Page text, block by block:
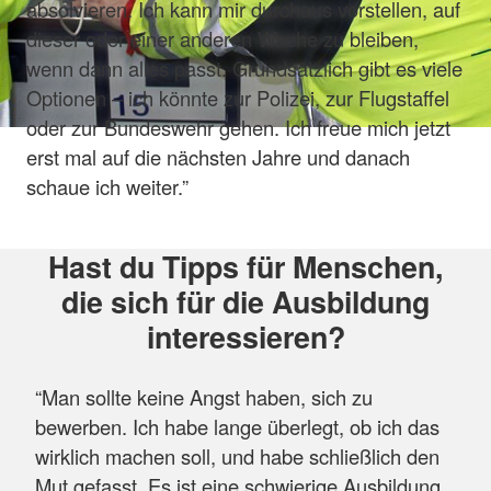
absolvieren. Ich kann mir durchaus vorstellen, auf
dieser oder einer anderen Wache zu bleiben,
wenn dann alles passt. Grundsätzlich gibt es viele
Optionen – ich könnte zur Polizei, zur Flugstaffel
oder zur Bundeswehr gehen. Ich freue mich jetzt
erst mal auf die nächsten Jahre und danach
schaue ich weiter.”
Hast du Tipps für Menschen,
die sich für die Ausbildung
interessieren?
“Man sollte keine Angst haben, sich zu
bewerben. Ich habe lange überlegt, ob ich das
wirklich machen soll, und habe schließlich den